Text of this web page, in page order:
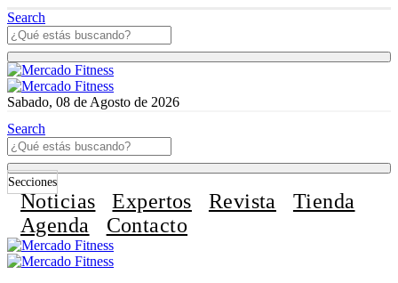
Search
Sabado, 08 de Agosto de 2026
Search
Secciones
Noticias Expertos Revista
Tienda
Agenda
Contacto